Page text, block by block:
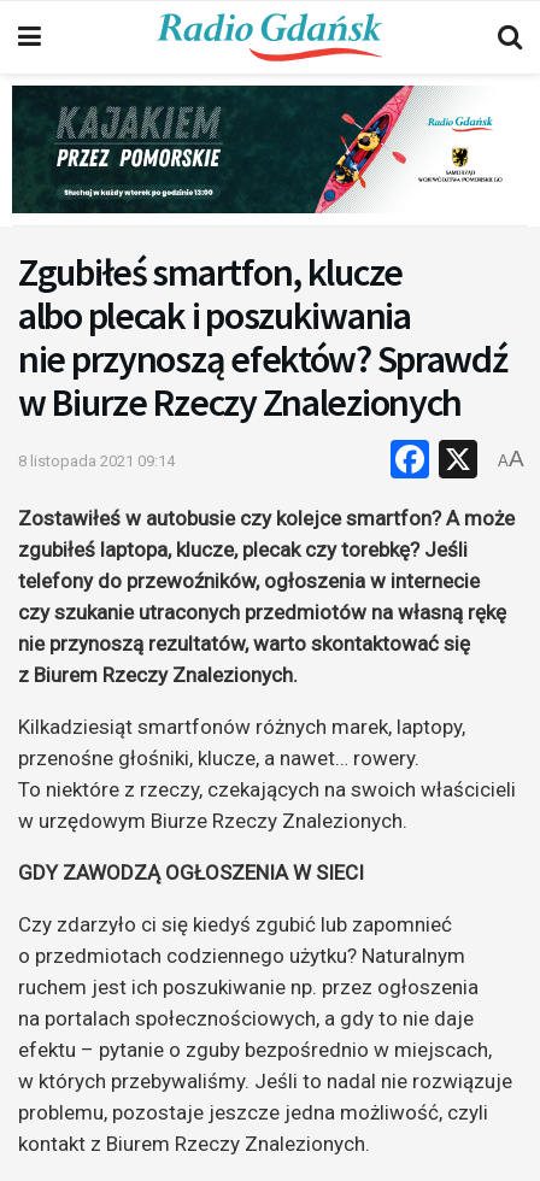
Zgubiłeś smartfon, klucze
albo plecak i poszukiwania
nie przynoszą efektów? Sprawdź
w Biurze Rzeczy Znalezionych
8 listopada 2021 09:14 X
AA
Zostawiłeś w autobusie czy kolejce smartfon? A może
zgubiłeś laptopa, klucze, plecak czy torebkę? Jeśli
telefony do przewoźników, ogłoszenia w internecie
czy szukanie utraconych przedmiotów na własną rękę
nie przynoszą rezultatów, warto skontaktować się
z Biurem Rzeczy Znalezionych.
Kilkadziesiąt smartfonów różnych marek, laptopy,
przenośne głośniki, klucze, a nawet… rowery.
To niektóre z rzeczy, czekających na swoich właścicieli
w urzędowym Biurze Rzeczy Znalezionych.
GDY ZAWODZĄ OGŁOSZENIA W SIECI
Czy zdarzyło ci się kiedyś zgubić lub zapomnieć
o przedmiotach codziennego użytku? Naturalnym
ruchem jest ich poszukiwanie np. przez ogłoszenia
na portalach społecznościowych, a gdy to nie daje
efektu – pytanie o zguby bezpośrednio w miejscach,
w których przebywaliśmy. Jeśli to nadal nie rozwiązuje
problemu, pozostaje jeszcze jedna możliwość, czyli
kontakt z Biurem Rzeczy Znalezionych.